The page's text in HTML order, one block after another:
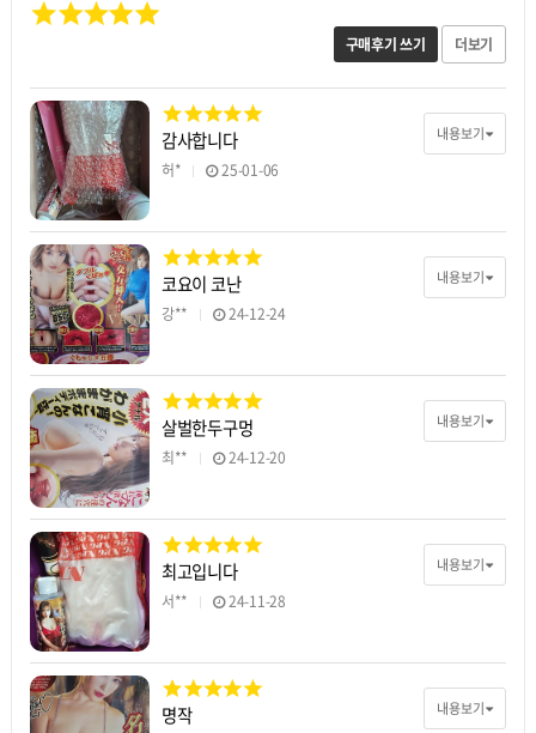
구매후기 쓰기 더보기
내용보기
감사합니다
허* 25-01-06
내용보기
코요이 코난
강** 24-12-24
내용보기
살벌한두구멍
최** 24-12-20
내용보기
최고입니다
서** 24-11-28
내용보기
명작